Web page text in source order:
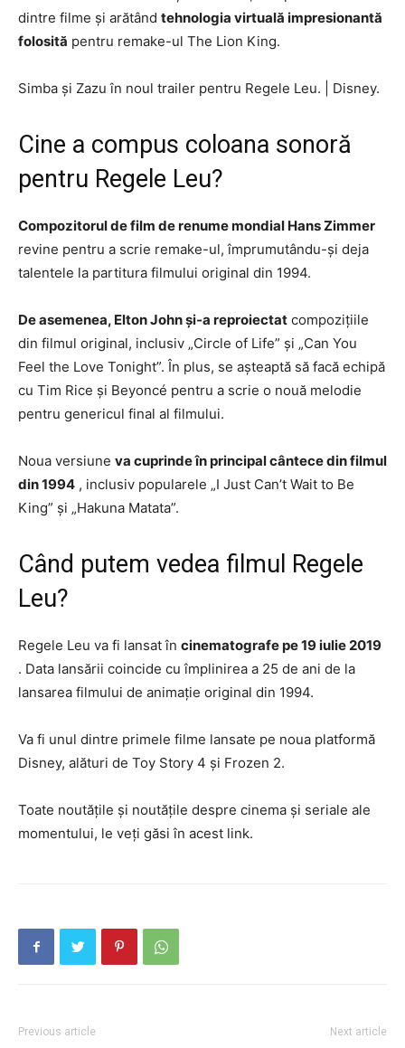
dintre filme și arătând tehnologia virtuală impresionantă
folosită pentru remake-ul The Lion King.
Simba și Zazu în noul trailer pentru Regele Leu. Disney.
Cine a compus coloana sonoră
pentru Regele Leu?
Compozitorul de film de renume mondial Hans Zimmer
revine pentru a scrie remake-ul, împrumutându-și deja
talentele la partitura filmului original din 1994.
De asemenea, Elton John și-a reproiectat compozițiile
din filmul original, inclusiv „Circle of Life” și „Can You
Feel the Love Tonight”. În plus, se așteaptă să facă echipă
cu Tim Rice și Beyoncé pentru a scrie o nouă melodie
pentru genericul final al filmului.
Noua versiune va cuprinde în principal cântece din filmul
din 1994 , inclusiv popularele „I Just Can’t Wait to Be
King” și „Hakuna Matata”.
Când putem vedea filmul Regele
Leu?
Regele Leu va fi lansat în cinematografe pe 19 iulie 2019
. Data lansării coincide cu împlinirea a 25 de ani de la
lansarea filmului de animație original din 1994.
Va fi unul dintre primele filme lansate pe noua platformă
Disney, alături de Toy Story 4 și Frozen 2.
Toate noutățile și noutățile despre cinema și seriale ale
momentului, le veți găsi în acest link.
Previous article Next article